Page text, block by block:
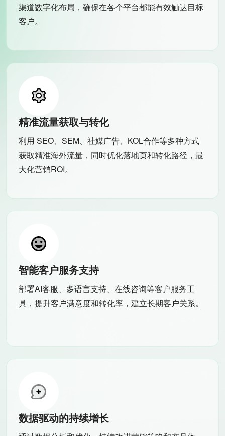
渠道数字化布局，确保在各个平台都能有效触达目标
客户。
精准流量获取与转化
利用 SEO、SEM、社媒广告、KOL合作等多种方式
获取精准海外流量，同时优化落地页和转化路径，最
大化营销ROI。
智能客户服务支持
部署AI客服、多语言支持、在线咨询等客户服务工
具，提升客户满意度和转化率，建立长期客户关系。
数据驱动的持续增长